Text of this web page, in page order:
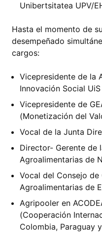
Unibertsitatea UPV/
Hasta el momento de
desempeñado
cargos:
Vicepresidente de la
Innovación Social UiS
Vicepresidente de
(Monetización del
Vocal de la Junta
Director- Gerente de
Agroalimentarias de
Vocal del Consejo
Agroalimentarias de
Agripooler en
(Cooperación
Colombia, Paraguay